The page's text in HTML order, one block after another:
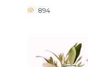
894